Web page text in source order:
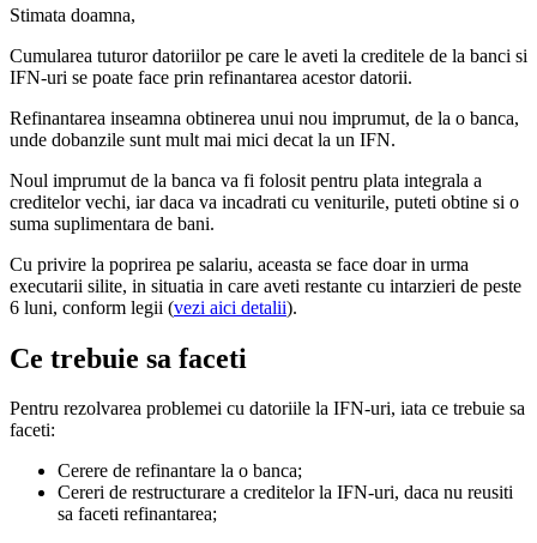
Stimata doamna,
Cumularea tuturor datoriilor pe care le aveti la creditele de la banci si
IFN-uri se poate face prin refinantarea acestor datorii.
Refinantarea inseamna obtinerea unui nou imprumut, de la o banca,
unde dobanzile sunt mult mai mici decat la un IFN.
Noul imprumut de la banca va fi folosit pentru plata integrala a
creditelor vechi, iar daca va incadrati cu veniturile, puteti obtine si o
suma suplimentara de bani.
Cu privire la poprirea pe salariu, aceasta se face doar in urma
executarii silite, in situatia in care aveti restante cu intarzieri de peste
6 luni, conform legii (vezi aici detalii).
Ce trebuie sa faceti
Pentru rezolvarea problemei cu datoriile la IFN-uri, iata ce trebuie sa
faceti:
Cerere de refinantare la o banca;
Cereri de restructurare a creditelor la IFN-uri, daca nu reusiti
sa faceti refinantarea;